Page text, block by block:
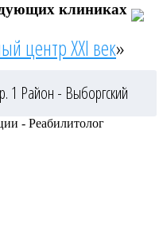
клиниках
центр XXI век»
1 Район - Выборгский
- Реабилитолог